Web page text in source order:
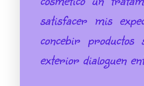
satisfacer mis
concebir
exterior dialoguen